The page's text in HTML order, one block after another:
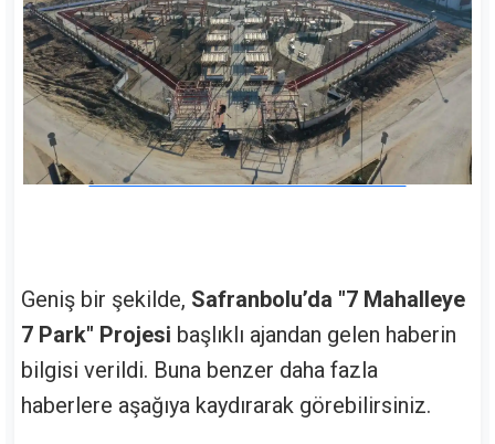
Geniş bir şekilde, Safranbolu’da "7 Mahalleye
7 Park" Projesi başlıklı ajandan gelen haberin
bilgisi verildi. Buna benzer daha fazla
haberlere aşağıya kaydırarak görebilirsiniz.